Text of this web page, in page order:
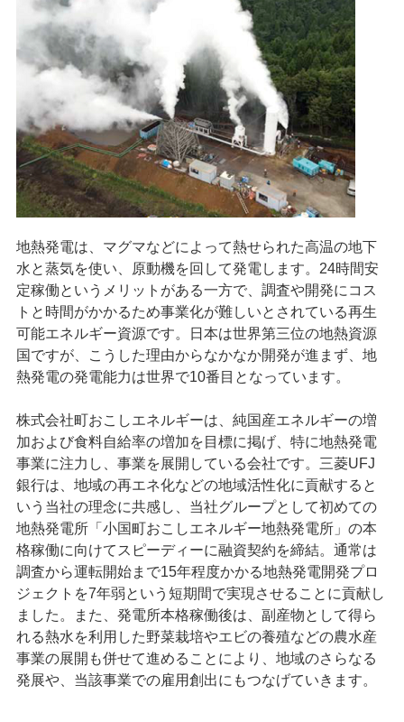
地熱発電は、マグマなどによって熱せられた高温の地下
水と蒸気を使い、原動機を回して発電します。24時間安
定稼働というメリットがある一方で、調査や開発にコス
トと時間がかかるため事業化が難しいとされている再生
可能エネルギー資源です。日本は世界第三位の地熱資源
国ですが、こうした理由からなかなか開発が進まず、地
熱発電の発電能力は世界で10番目となっています。
株式会社町おこしエネルギーは、純国産エネルギーの増
加および食料自給率の増加を目標に掲げ、特に地熱発電
事業に注力し、事業を展開している会社です。三菱UFJ
銀行は、地域の再エネ化などの地域活性化に貢献すると
いう当社の理念に共感し、当社グループとして初めての
地熱発電所「小国町おこしエネルギー地熱発電所」の本
格稼働に向けてスピーディーに融資契約を締結。通常は
調査から運転開始まで15年程度かかる地熱発電開発プロ
ジェクトを7年弱という短期間で実現させることに貢献し
ました。また、発電所本格稼働後は、副産物として得ら
れる熱水を利用した野菜栽培やエビの養殖などの農水産
事業の展開も併せて進めることにより、地域のさらなる
発展や、当該事業での雇用創出にもつなげていきます。